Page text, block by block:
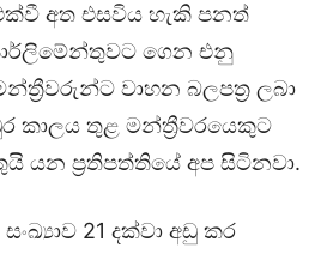
අත එසවිය හැකි පනත්
ගෙන එනු
වාහන බලපත්‍ර ලබා
කාලය තුළ මන්ත්‍රීවරයෙකුට
යන ප්‍රතිපත්තියේ අප සිටිනවා.
21 දක්වා අඩු කර